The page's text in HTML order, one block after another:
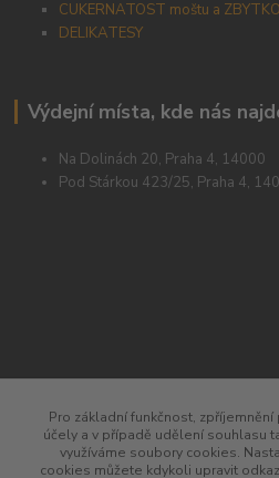
CUKERNATOST moštu a
DELIKATESY
Výdejní místa, kde nás
Na Dolinách 20, Praha 4, 14000
Pod Stárkou 423/25, Praha 4,
Pro základní funkčnost,
účely a v případě udělení souhlasu
využíváme soubory cookies.
cookies můžete kdykoli upravit